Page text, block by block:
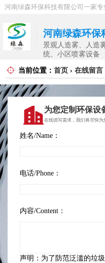
河南绿森环保
景观人造雾、人造
统、小区喷雾设备
当前位置： 首页 › 在线留言
为您定制环保设
在线填写需求，我们将尽快为
姓名/Name：
电话/Phone：
内容/Content：
声明：为了防范泛滥的垃圾
扬尘检测仪
智慧工地
工程洗车机
景观人造雾系统